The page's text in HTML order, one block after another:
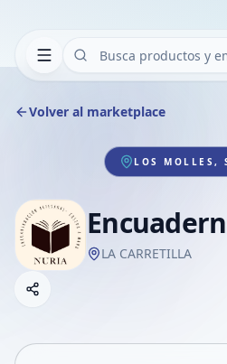
Volver al marketplace
LOS MOLLES,
LA CARRETILLA
Compartir empresa